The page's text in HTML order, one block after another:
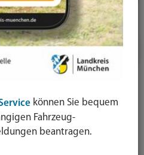
können Sie bequem
Fahrzeug-
beantragen.